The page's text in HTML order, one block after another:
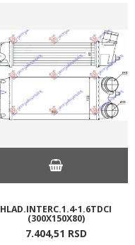
HLAD.INTERC.1.4-1.6TDCI
(300X150X80)
7.404,51 RSD